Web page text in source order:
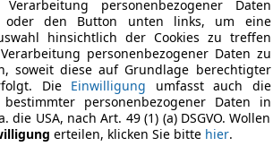
von Limousine bis Coupé
erhältlich
und Komfortstandards
verfügbar
Verarbeitung personenbezogener Daten
oder den Button unten links, um eine
hinsichtlich der Cookies zu treffen
personenbezogener Daten zu
soweit diese auf Grundlage berechtigter
Die Einwilligung umfasst auch die
personenbezogener Daten in
die USA, nach Art. 49 (1) (a) DSGVO. Wollen
erteilen, klicken Sie bitte hier.